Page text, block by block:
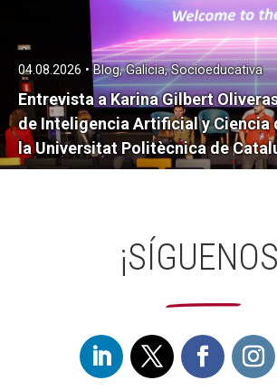
Entrevista a Karina Gilbert
de Inteligencia Artificial y Ciencia
la Universitat Politècnica de
04.08.2026 • Blog, Galicia, Socioeducativa